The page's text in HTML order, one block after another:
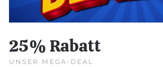
25% Rabatt
UNSER MEGA-DEAL